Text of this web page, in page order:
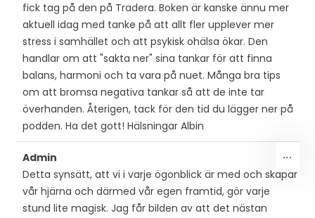
fick tag på den på Tradera. Boken är kanske ännu mer
aktuell idag med tanke på att allt fler upplever mer
stress i samhället och att psykisk ohälsa ökar. Den
handlar om att "sakta ner" sina tankar för att finna
balans, harmoni och ta vara på nuet. Många bra tips
om att bromsa negativa tankar så att de inte tar
överhanden. Återigen, tack för den tid du lägger ner på
podden. Ha det gott! Hälsningar Albin
Admin
Detta synsätt, att vi i varje ögonblick är med och skapar
vår hjärna och därmed vår egen framtid, gör varje
stund lite magisk. Jag får bilden av att det nästan
...